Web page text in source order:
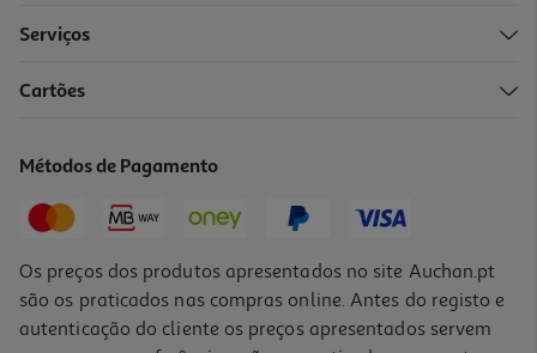
Serviços
Cartões
Métodos de Pagamento
Os preços dos produtos apresentados no site Auchan.pt
são os praticados nas compras online. Antes do registo e
autenticação do cliente os preços apresentados servem